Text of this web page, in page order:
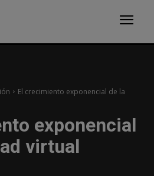
El crecimiento exponencial de la
exponencial
virtual